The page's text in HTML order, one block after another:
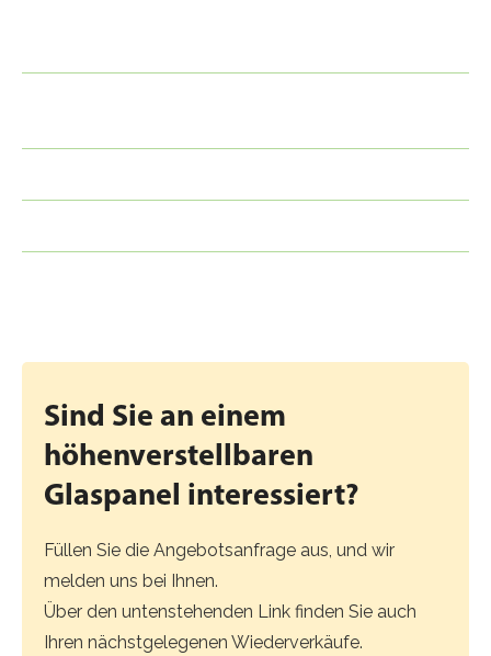
Sind Sie an einem
höhenverstellbaren
Glaspanel interessiert?
Füllen Sie die Angebotsanfrage aus, und wir
melden uns bei Ihnen.
Über den untenstehenden Link finden Sie auch
Ihren nächstgelegenen Wiederverkäufe.